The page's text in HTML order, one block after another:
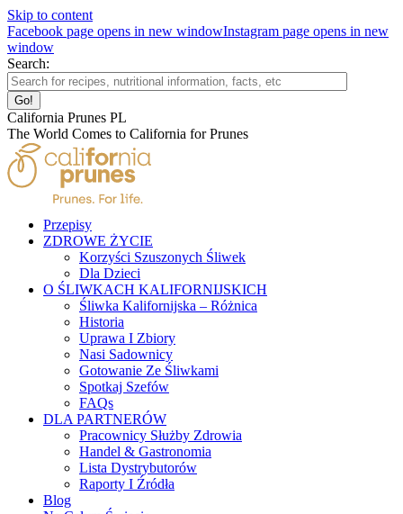
Skip to content
Facebook page opens in new windowInstagram page opens in new
window
Search:
California Prunes PL
The World Comes to California for Prunes
Przepisy
ZDROWE ŻYCIE
Korzyści Szuszonych Śliwek
Dla Dzieci
O ŚLIWKACH KALIFORNIJSKICH
Śliwka Kalifornijska – Różnica
Historia
Uprawa I Zbiory
Nasi Sadownicy
Gotowanie Ze Śliwkami
Spotkaj Szefów
FAQs
DLA PARTNERÓW
Pracownicy Służby Zdrowia
Handel & Gastronomia
Lista Dystrybutorów
Raporty I Źródła
Blog